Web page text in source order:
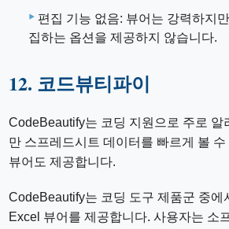
편집 기능 없음: 뷰어는 강력하지
집하는 옵션을 제공하지 않습니다.
12. 코드뷰티파이
CodeBeautify는 코딩 지원으로 주로 알
만 스프레드시트 데이터를 빠르게 볼
뷰어도 제공합니다.
CodeBeautify는 코딩 도구 제품군 중에
Excel 뷰어를 제공합니다. 사용자는 소